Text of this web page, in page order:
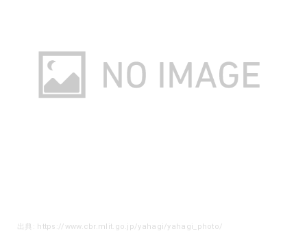
出典: https://www.cbr.mlit.go.jp/yahagi/yahagi_photo/